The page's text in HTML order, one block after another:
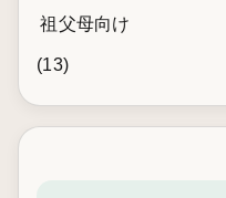
祖父母向け
(13)